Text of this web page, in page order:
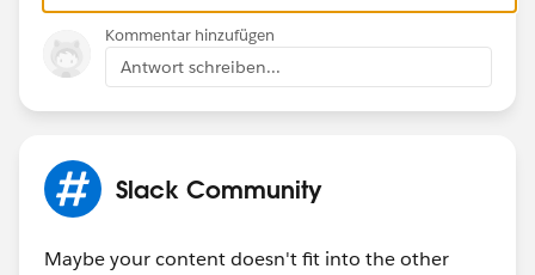
Kommentar hinzufügen
Antwort schreiben...
Slack Community
Maybe your content doesn't fit into the other